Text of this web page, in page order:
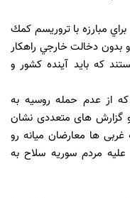
براي مبارزه با تروريسم كمك
دخالت خارجي راهكار
که باید آینده کشور و
كه از عدم حمله روسيه به
گزارش های متعددی نشان
ها معارضان ميانه رو
مردم سوريه سلاح به